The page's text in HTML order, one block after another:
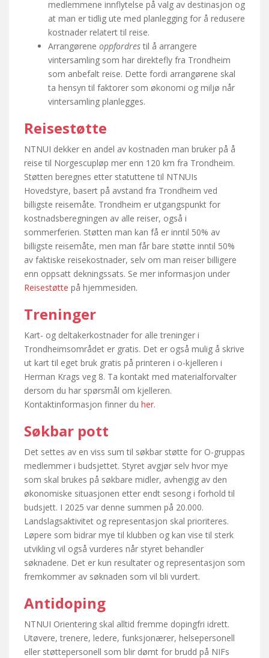
medlemmene innflytelse på valg av destinasjon og
at man er tidlig ute med planlegging for å redusere
kostnader relatert til reise.
Arrangørene oppfordres til å arrangere
vintersamling som har direktefly fra Trondheim
som anbefalt reise. Dette fordi arrangørene skal
ta hensyn til faktorer som økonomi og miljø når
vintersamling planlegges.
Reisestøtte
NTNUI dekker en andel av kostnaden man bruker på å
reise til Norgescupløp mer enn 120 km fra Trondheim.
Støtten beregnes etter statuttene til NTNUIs
Hovedstyre, basert på avstand fra Trondheim ved
billigste reisemåte. Trondheim er utgangspunkt for
kostnadsberegningen av alle reiser, også i
sommerferien. Støtten man kan få er inntil 50% av
billigste reisemåte, men man får bare støtte inntil 50%
av faktiske reisekostnader, selv om man reiser billigere
enn oppsatt dekningssats. Se mer informasjon under
Reisestøtte på hjemmesiden.
Treninger
Kart- og deltakerkostnader for alle treninger i
Trondheimsområdet er gratis. Det er også mulig å skrive
ut kart til eget bruk gratis på printeren i o-kjelleren i
Herman Krags veg 8. Ta kontakt med materialforvalter
dersom du har spørsmål om kjelleren.
Kontaktinformasjon finner du her.
Søkbar pott
Det settes av en viss sum til søkbar støtte for O-gruppas
medlemmer i budsjettet. Styret avgjør selv hvor mye
som skal brukes på søkbare midler, avhengig av den
økonomiske situasjonen etter endt sesong i forhold til
budsjett. I 2025 var denne summen på 20.000.
Landslagsaktivitet og representasjon skal prioriteres.
Løpere som bidrar mye til klubben og kan vise til sterk
utvikling vil også vurderes når styret behandler
søknadene. Det er kun resultater og representasjon som
fremkommer av søknaden som vil bli vurdert.
Antidoping
NTNUI Orientering skal alltid fremme dopingfri idrett.
Utøvere, trenere, ledere, funksjonærer, helsepersonell
eller støttepersonell som blir dømt for brudd på NIFs